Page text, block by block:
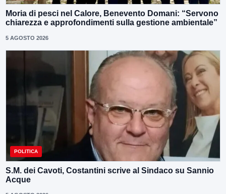
Moria di pesci nel Calore, Benevento Domani: “Servono
chiarezza e approfondimenti sulla gestione ambientale”
5 AGOSTO 2026
POLITICA
S.M. dei Cavoti, Costantini scrive al Sindaco su Sannio
Acque